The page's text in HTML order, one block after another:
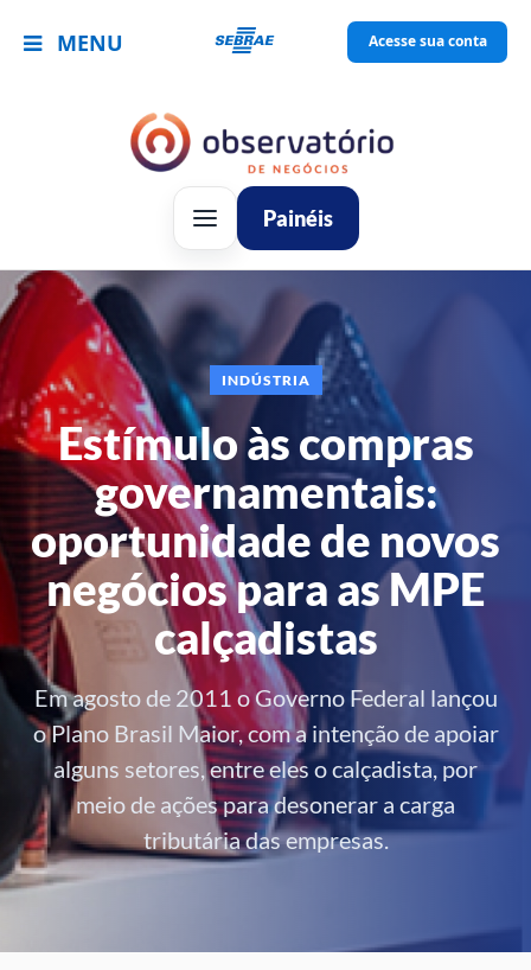
MENU Acesse sua conta
Painéis
INDÚSTRIA
Estímulo às compras
governamentais:
oportunidade de novos
negócios para as MPE
calçadistas
Em agosto de 2011 o Governo Federal lançou
o Plano Brasil Maior, com a intenção de apoiar
alguns setores, entre eles o calçadista, por
meio de ações para desonerar a carga
tributária das empresas.